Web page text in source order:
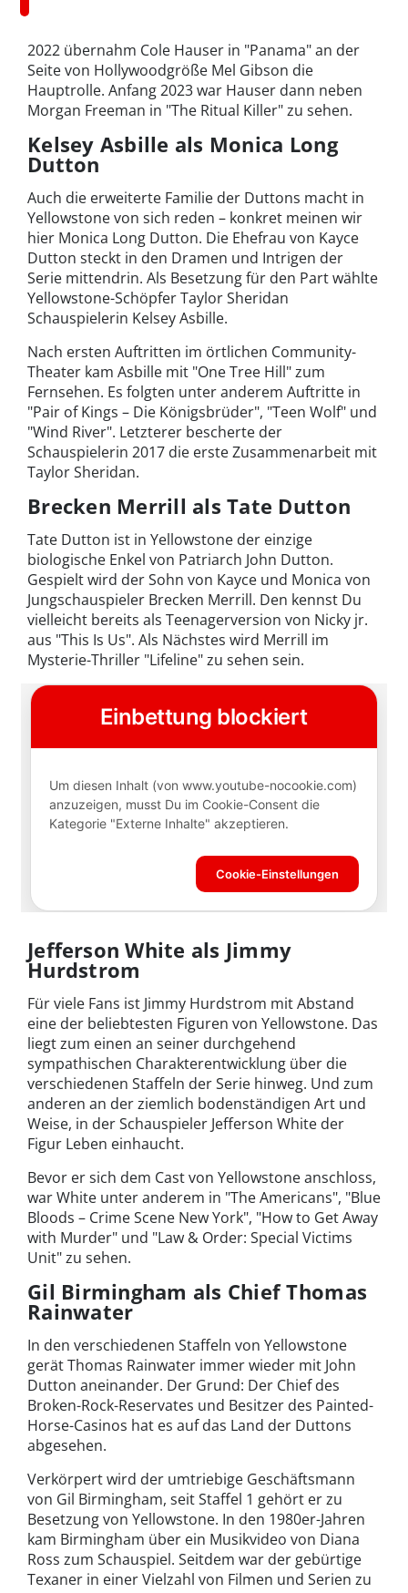
2022 übernahm Cole Hauser in "Panama" an der
Seite von Hollywoodgröße Mel Gibson die
Hauptrolle. Anfang 2023 war Hauser dann neben
Morgan Freeman in "The Ritual Killer" zu sehen.
Kelsey Asbille als Monica Long
Dutton
Auch die erweiterte Familie der Duttons macht in
Yellowstone von sich reden – konkret meinen wir
hier Monica Long Dutton. Die Ehefrau von Kayce
Dutton steckt in den Dramen und Intrigen der
Serie mittendrin. Als Besetzung für den Part wählte
Yellowstone-Schöpfer Taylor Sheridan
Schauspielerin Kelsey Asbille.
Nach ersten Auftritten im örtlichen Community-
Theater kam Asbille mit "One Tree Hill" zum
Fernsehen. Es folgten unter anderem Auftritte in
"Pair of Kings – Die Königsbrüder", "Teen Wolf" und
"Wind River". Letzterer bescherte der
Schauspielerin 2017 die erste Zusammenarbeit mit
Taylor Sheridan.
Brecken Merrill als Tate Dutton
Tate Dutton ist in Yellowstone der einzige
biologische Enkel von Patriarch John Dutton.
Gespielt wird der Sohn von Kayce und Monica von
Jungschauspieler Brecken Merrill. Den kennst Du
vielleicht bereits als Teenagerversion von Nicky jr.
aus "This Is Us". Als Nächstes wird Merrill im
Mysterie-Thriller "Lifeline" zu sehen sein.
Jefferson White als Jimmy
Hurdstrom
Für viele Fans ist Jimmy Hurdstrom mit Abstand
eine der beliebtesten Figuren von Yellowstone. Das
liegt zum einen an seiner durchgehend
sympathischen Charakterentwicklung über die
verschiedenen Staffeln der Serie hinweg. Und zum
anderen an der ziemlich bodenständigen Art und
Weise, in der Schauspieler Jefferson White der
Figur Leben einhaucht.
Bevor er sich dem Cast von Yellowstone anschloss,
war White unter anderem in "The Americans", "Blue
Bloods – Crime Scene New York", "How to Get Away
with Murder" und "Law & Order: Special Victims
Unit" zu sehen.
Gil Birmingham als Chief Thomas
Rainwater
In den verschiedenen Staffeln von Yellowstone
gerät Thomas Rainwater immer wieder mit John
Dutton aneinander. Der Grund: Der Chief des
Broken-Rock-Reservates und Besitzer des Painted-
Horse-Casinos hat es auf das Land der Duttons
abgesehen.
Verkörpert wird der umtriebige Geschäftsmann
von Gil Birmingham, seit Staffel 1 gehört er zu
Besetzung von Yellowstone. In den 1980er-Jahren
kam Birmingham über ein Musikvideo von Diana
Ross zum Schauspiel. Seitdem war der gebürtige
Texaner in einer Vielzahl von Filmen und Serien zu